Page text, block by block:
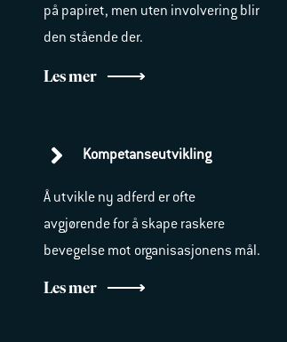
på papiret, men uten involvering blir
den stående der.
Les mer
Kompetanseutvikling
Å utvikle ny adferd er ofte
avgjørende for å skape raskere
bevegelse mot organisasjonens mål.
Les mer